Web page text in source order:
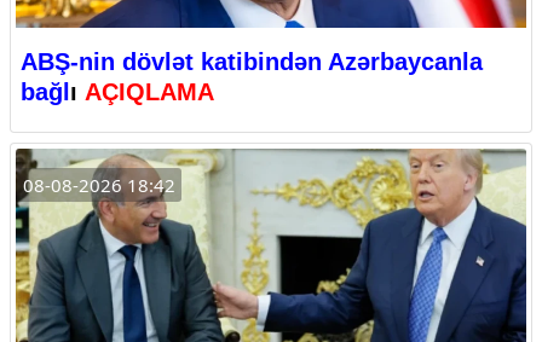
ABŞ-nin dövlət katibindən Azərbaycanla
bağlı AÇIQLAMA
08-08-2026 18:42